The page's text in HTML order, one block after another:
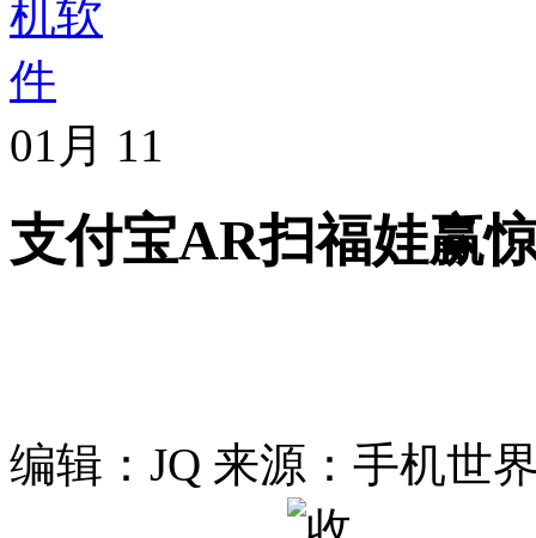
01月 11
支付宝AR扫福娃赢
编辑：JQ 来源：手机世